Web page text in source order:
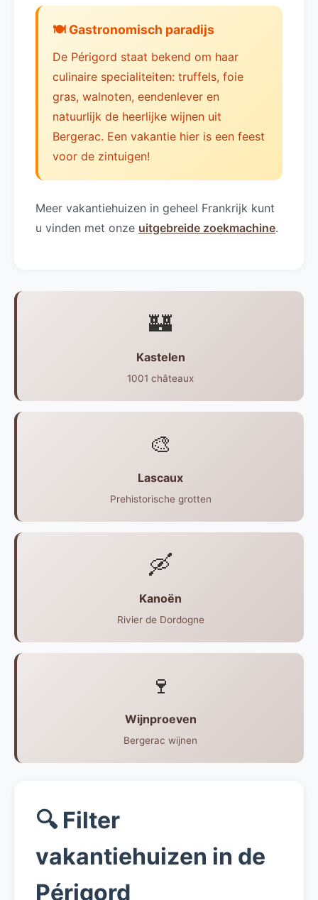
🍽️ Gastronomisch paradijs
De Périgord staat bekend om haar
culinaire specialiteiten: truffels, foie
gras, walnoten, eendenlever en
natuurlijk de heerlijke wijnen uit
Bergerac. Een vakantie hier is een feest
voor de zintuigen!
Meer vakantiehuizen in geheel Frankrijk kunt
u vinden met onze uitgebreide zoekmachine.
🏰
Kastelen
1001 châteaux
🎨
Lascaux
Prehistorische grotten
🛶
Kanoën
Rivier de Dordogne
🍷
Wijnproeven
Bergerac wijnen
🔍 Filter
vakantiehuizen in de
Périgord